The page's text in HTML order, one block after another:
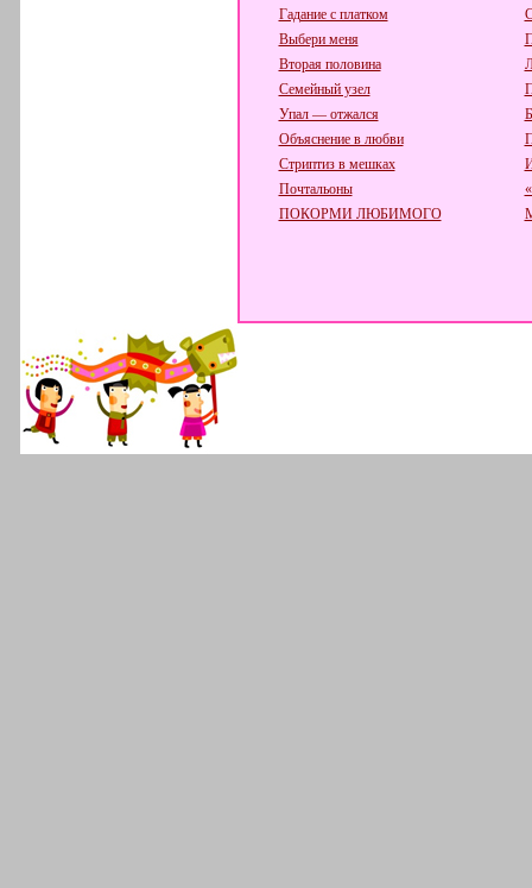
Гадание с платком
Выбери меня
Вторая половина
Семейный узел
Упал — отжался
Объяснение в любви
Стриптиз в мешках
Почтальоны
ПОКОРМИ ЛЮБИМОГО